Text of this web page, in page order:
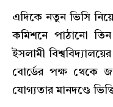
এদিকে নতুন ভিসি
কমিশনে পাঠানো তিন
ইসলামী
বোর্ডের পক্ষ থেকে
যোগ্যতার মানদণ্ডে